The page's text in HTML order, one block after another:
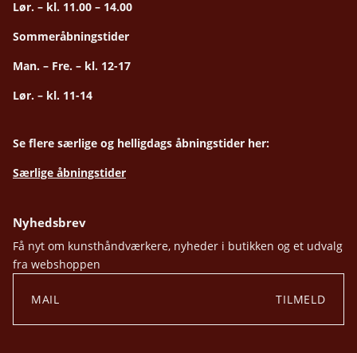
Lør. – kl. 11.00 – 14.00
Sommeråbningstider
Man. – Fre. – kl. 12-17
Lør. – kl. 11-14
Se flere særlige og helligdags åbningstider her:
Særlige åbningstider
Nyhedsbrev
Få nyt om kunsthåndværkere, nyheder i butikken og et udvalg
fra webshoppen
TILMELD